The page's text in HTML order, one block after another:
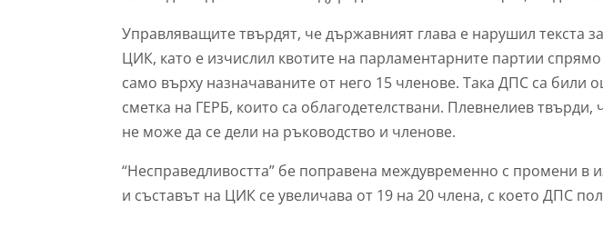
Управляващите твърдят, че държавният глава е нарушил текста
ЦИК, като е изчислил квотите на парламентарните партии
само върху назначаваните от него 15 членове. Така ДПС са били
сметка на ГЕРБ, които са облагодетелствани. Плевнелиев
не може да се дели на ръководство и членове.
“Несправедливостта” бе поправена междувременно с промени в
и съставът на ЦИК се увеличава от 19 на 20 члена, с което ДПС